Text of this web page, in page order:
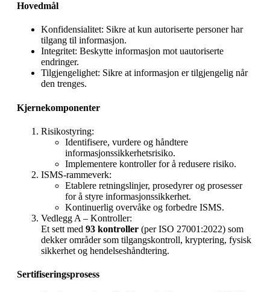
Hovedmål
Konfidensialitet: Sikre at kun autoriserte personer har
tilgang til informasjon.
Integritet: Beskytte informasjon mot uautoriserte
endringer.
Tilgjengelighet: Sikre at informasjon er tilgjengelig når
den trenges.
Kjernekomponenter
Risikostyring:
Identifisere, vurdere og håndtere
informasjonssikkerhetsrisiko.
Implementere kontroller for å redusere risiko.
ISMS-rammeverk:
Etablere retningslinjer, prosedyrer og prosesser
for å styre informasjonssikkerhet.
Kontinuerlig overvåke og forbedre ISMS.
Vedlegg A – Kontroller:
Et sett med 93 kontroller (per ISO 27001:2022) som
dekker områder som tilgangskontroll, kryptering, fysisk
sikkerhet og hendelseshåndtering.
Sertifiseringsprosess